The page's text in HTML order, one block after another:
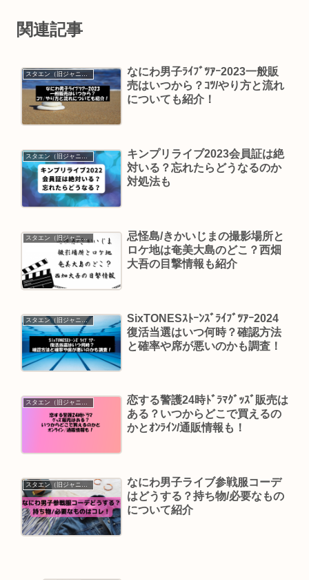
関連記事
スタエン（旧ジャニーズ）
なにわ男子ﾗｲﾌﾞﾂｱｰ2023一般販
売はいつから？ｺﾂ/やり方と流れ
についても紹介！
キンプリライブ2023会員証は絶
対いる？忘れたらどうなるのか
対処法も
スタエン（旧ジャニーズ）
忌怪島/きかいじまの撮影場所と
ロケ地は奄美大島のどこ？西畑
大吾の目撃情報も紹介
スタエン（旧ジャニーズ）
SixTONESｽﾄｰﾝｽﾞﾗｲﾌﾞﾂｱｰ2024
復活当選はいつ何時？確認方法
と確率や席が悪いのかも調査！
恋する警護24時ﾄﾞﾗﾏｸﾞｯｽﾞ販売は
ある？いつからどこで買えるの
かとｵﾝﾗｲﾝ/通販情報も！
なにわ男子ライブ参戦服コーデ
はどうする？持ち物/必要なもの
について紹介